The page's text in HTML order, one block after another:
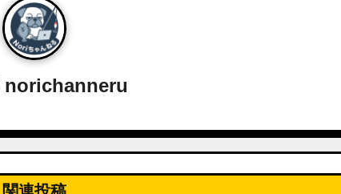
norichanneru